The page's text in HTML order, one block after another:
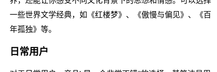
一些世界文学经典，如《红楼梦》、《傲慢与偏见》、《百
年孤独》等。
日常用户